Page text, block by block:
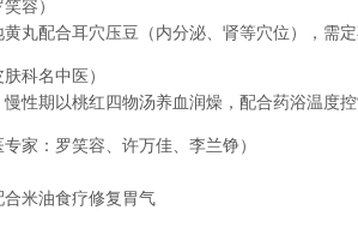
容）
丸配合耳穴压豆（内分泌、肾等穴位），需
科名中医）
性期以桃红四物汤养血润燥，配合药浴温度
家：罗笑容、许万佳、李兰铮）
米油食疗修复胃气